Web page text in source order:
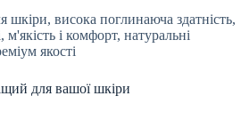
шкіри, висока поглинаюча здатність,
, м'якість і комфорт, натуральні
якості
для вашої шкіри